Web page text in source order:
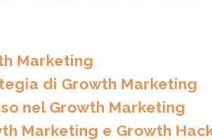
Marketing
di Growth Marketing
nel Growth Marketing
Marketing e Growth